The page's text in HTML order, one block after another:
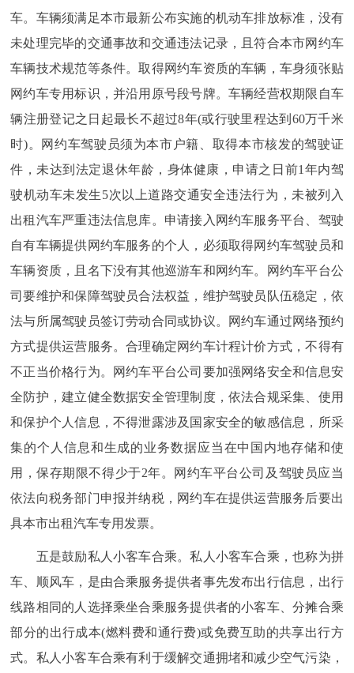
车。车辆须满足本市最新公布实施的机动车排放标准，没有
未处理完毕的交通事故和交通违法记录，且符合本市网约车
车辆技术规范等条件。取得网约车资质的车辆，车身须张贴
网约车专用标识，并沿用原号段号牌。车辆经营权期限自车
辆注册登记之日起最长不超过8年(或行驶里程达到60万千米
时)。网约车驾驶员须为本市户籍、取得本市核发的驾驶证
件，未达到法定退休年龄，身体健康，申请之日前1年内驾
驶机动车未发生5次以上道路交通安全违法行为，未被列入
出租汽车严重违法信息库。申请接入网约车服务平台、驾驶
自有车辆提供网约车服务的个人，必须取得网约车驾驶员和
车辆资质，且名下没有其他巡游车和网约车。网约车平台公
司要维护和保障驾驶员合法权益，维护驾驶员队伍稳定，依
法与所属驾驶员签订劳动合同或协议。网约车通过网络预约
方式提供运营服务。合理确定网约车计程计价方式，不得有
不正当价格行为。网约车平台公司要加强网络安全和信息安
全防护，建立健全数据安全管理制度，依法合规采集、使用
和保护个人信息，不得泄露涉及国家安全的敏感信息，所采
集的个人信息和生成的业务数据应当在中国内地存储和使
用，保存期限不得少于2年。网约车平台公司及驾驶员应当
依法向税务部门申报并纳税，网约车在提供运营服务后要出
具本市出租汽车专用发票。
五是鼓励私人小客车合乘。私人小客车合乘，也称为拼
车、顺风车，是由合乘服务提供者事先发布出行信息，出行
线路相同的人选择乘坐合乘服务提供者的小客车、分摊合乘
部分的出行成本(燃料费和通行费)或免费互助的共享出行方
式。私人小客车合乘有利于缓解交通拥堵和减少空气污染，